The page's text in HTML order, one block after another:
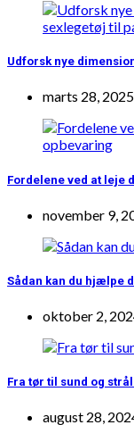
Udforsk nye
marts 28, 2025
Fordelene ved at leje
november 9,
Sådan kan du hjælpe
oktober 2,
Fra tør til sund og
august 28,